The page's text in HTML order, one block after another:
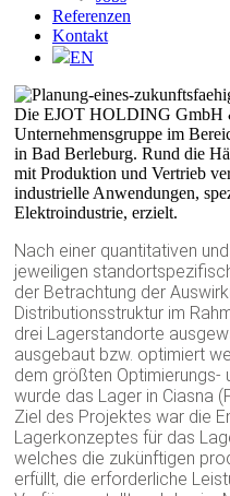
Referenzen
Kontakt
EN
Die EJOT HOLDING GmbH
Unternehmensgruppe im
in Bad Berleburg. Rund die
mit Produktion und Vertrieb
industrielle Anwendungen,
Elektroindustrie, erzielt.
Nach einer quantitativen
jeweiligen
der Betrachtung der
Distributionsstruktur im
drei Lagerstandorte
ausgebaut bzw. optimiert
dem größten Optimierungs-
wurde das Lager in Ciasna
Ziel des Projektes war die
Lagerkonzeptes für das
welches die zukünftigen
erfüllt, die erforderliche